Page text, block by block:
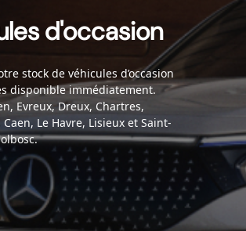
d'occasion
stock de véhicules d’occasion
disponible immédiatement.
Evreux, Dreux, Chartres,
Le Havre, Lisieux et Saint-